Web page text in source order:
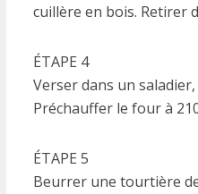
cuillère en bois. Retirer
ÉTAPE 4
Verser dans un
Préchauffer le four à
ÉTAPE 5
Beurrer une tourtière